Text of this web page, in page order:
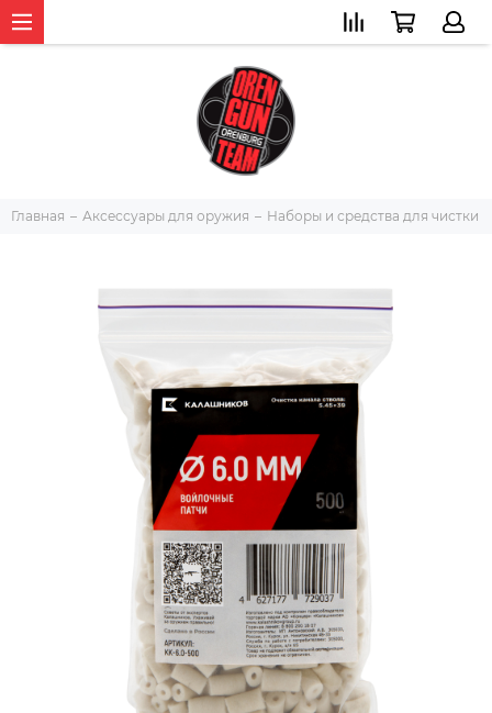
Главная Аксессуары для оружия Наборы и средства для чистки